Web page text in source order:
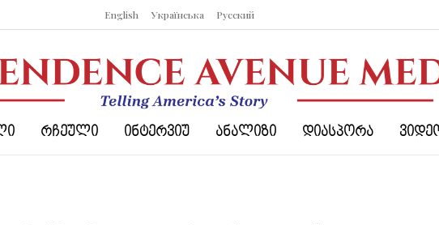
English Українська Русский
ᲠᲩᲔᲣᲚᲘ ᲘᲜᲢᲔᲠᲕᲘᲣ ᲐᲜᲐᲚᲘᲖᲘ ᲓᲘᲐᲡᲞᲝᲠᲐ